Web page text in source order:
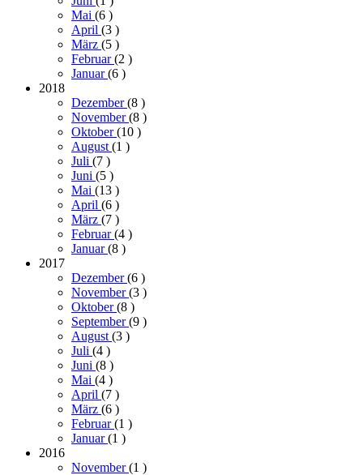
Mai (6 )
April (3 )
März (5 )
Februar(2 )
Januar(6 )
2018
Dezember(8 )
November(8 )
Oktober(10 )
August (1 )
Juli (7 )
Juni (5 )
Mai (13 )
April (6 )
März (7 )
Februar(4 )
Januar(8 )
2017
Dezember(6 )
November(3 )
Oktober(8 )
September(9 )
August (3 )
Juli (4 )
Juni (8 )
Mai (4 )
April (7 )
März (6 )
Februar(1 )
Januar(1 )
2016
November(1 )